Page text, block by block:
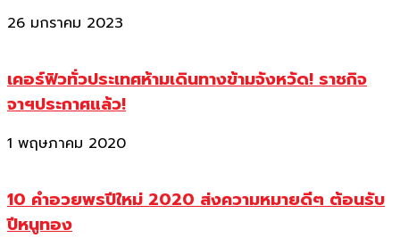
26 มกราคม 2023
เคอร์ฟิวทั่วประเทศห้ามเดินทางข้ามจังหวัด! ราชกิจ
จาฯประกาศแล้ว!
1 พฤษภาคม 2020
10 คำอวยพรปีใหม่ 2020 ส่งความหมายดีๆ ต้อนรับ
ปีหนูทอง